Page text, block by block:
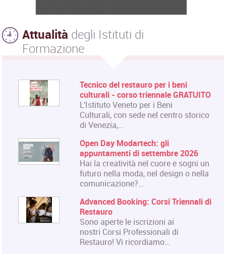
Attualità degli Istituti di
Formazione
Tecnico del restauro per i beni
culturali - corso triennale GRATUITO
L'Istituto Veneto per i Beni
Culturali, con sede nel centro storico
di Venezia,…
Open Day Modartech: gli
appuntamenti di settembre 2026
Hai la creatività nel cuore e sogni un
futuro nella moda, nel design o nella
comunicazione?…
Advanced Booking: Corsi Triennali di
Restauro
Sono aperte le iscrizioni ai
nostri Corsi Professionali di
Restauro! Vi ricordiamo…